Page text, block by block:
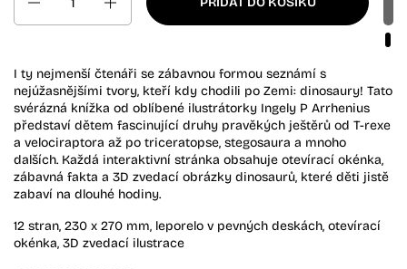
I ty nejmenší čtenáři se zábavnou formou seznámí s
nejúžasnějšími tvory, kteří kdy chodili po Zemi: dinosaury! Tato
svérázná knížka od oblíbené ilustrátorky Ingely P Arrhenius
představí dětem fascinující druhy pravěkých ještěrů od T-rexe
a velociraptora až po triceratopse, stegosaura a mnoho
dalších. Každá interaktivní stránka obsahuje otevírací okénka,
zábavná fakta a 3D zvedací obrázky dinosaurů, které děti jistě
zabaví na dlouhé hodiny.
12 stran, 230 x 270 mm, leporelo v pevných deskách, otevírací
okénka, 3D zvedací ilustrace